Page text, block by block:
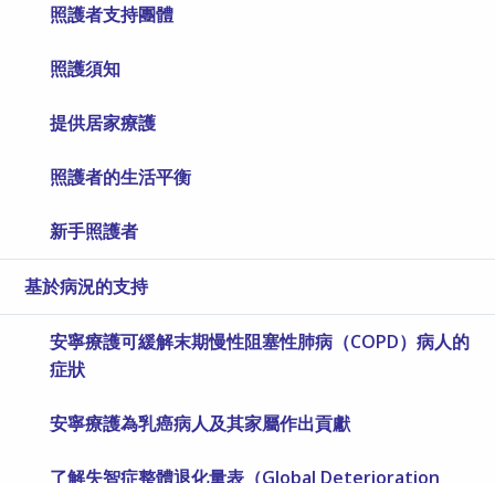
照護者支持團體
照護須知
提供居家療護
照護者的生活平衡
新手照護者
基於病況的支持
安寧療護可緩解末期慢性阻塞性肺病（COPD）病人的
症狀
安寧療護為乳癌病人及其家屬作出貢獻
了解失智症整體退化量表（Global Deterioration